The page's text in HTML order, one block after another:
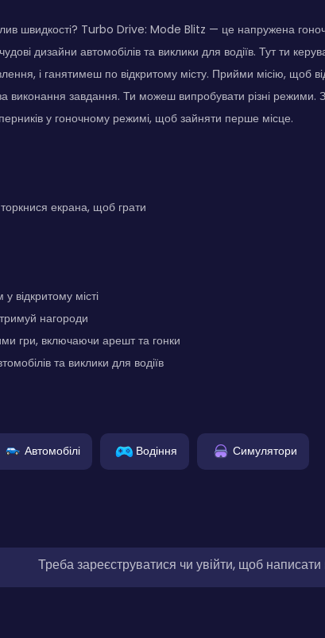
швидкості? Turbo Drive: Mode Blitz — це напружена
дизайни автомобілів та виклики для водіїв. Тут ти
і ганятимеш по відкритому місту. Прийми місію, щоб
виконання завдання. Ти можеш випробувати різні режими.
у гоночному режимі, щоб зайняти перше місце.
екрана, щоб грати
відкритому місті
нагороди
гри, включаючи арешт та гонки
та виклики для водіїв
Автомобілі Водіння Симулятори
Треба зареєструватися чи увійти, щоб